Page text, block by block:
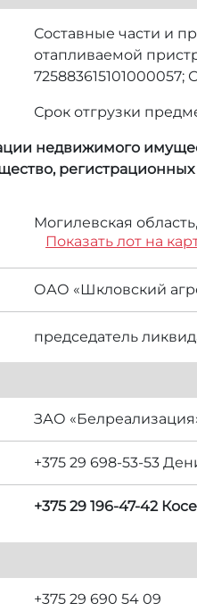
Составные части и
отапливаемой
Срок отгрузки
недвижимого
регистрационных
Могилевская
Показать лот на
ОАО «Шкловский
председатель
ЗАО
+375 29 698-53-53
+375 29 196-47-42
+375 29 690 54 09